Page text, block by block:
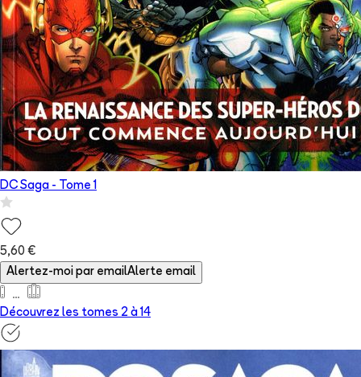
DC Saga - Tome 1
5,60 €
Alertez-moi par emailAlerte email
Découvrez les tomes 2 à 14